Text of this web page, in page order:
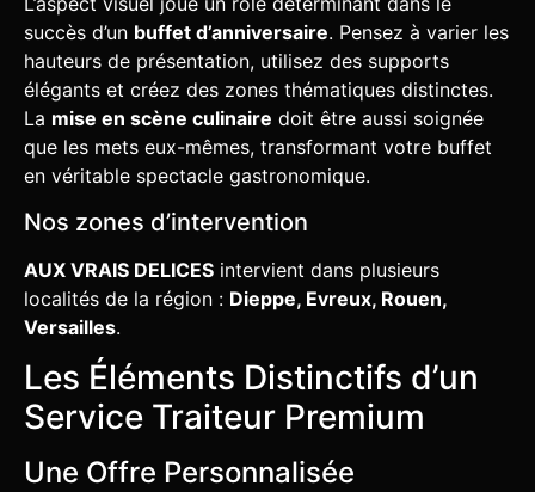
succès d’un buffet d’anniversaire. Pensez à varier les
hauteurs de présentation, utilisez des supports
élégants et créez des zones thématiques distinctes.
La mise en scène culinaire doit être aussi soignée
que les mets eux-mêmes, transformant votre buffet
en véritable spectacle gastronomique.
Nos zones d’intervention
AUX VRAIS DELICES intervient dans plusieurs
localités de la région : Dieppe, Evreux, Rouen,
Versailles.
Les Éléments Distinctifs d’un
Service Traiteur Premium
Une Offre Personnalisée